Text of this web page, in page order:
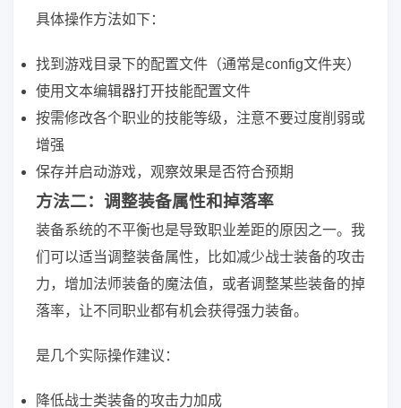
具体操作方法如下：
找到游戏目录下的配置文件（通常是config文件夹）
使用文本编辑器打开技能配置文件
按需修改各个职业的技能等级，注意不要过度削弱或
增强
保存并启动游戏，观察效果是否符合预期
方法二：调整装备属性和掉落率
装备系统的不平衡也是导致职业差距的原因之一。我
们可以适当调整装备属性，比如减少战士装备的攻击
力，增加法师装备的魔法值，或者调整某些装备的掉
落率，让不同职业都有机会获得强力装备。
是几个实际操作建议：
降低战士类装备的攻击力加成